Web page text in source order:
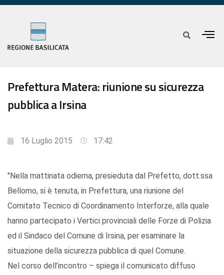
Prefettura Matera: riunione su sicurezza
pubblica a Irsina
16 Luglio 2015 17:42
"Nella mattinata odierna, presieduta dal Prefetto, dott.ssa
Bellomo, si è tenuta, in Prefettura, una riunione del
Comitato Tecnico di Coordinamento Interforze, alla quale
hanno partecipato i Vertici provinciali delle Forze di Polizia
ed il Sindaco del Comune di Irsina, per esaminare la
situazione della sicurezza pubblica di quel Comune.
Nel corso dell’incontro – spiega il comunicato diffuso